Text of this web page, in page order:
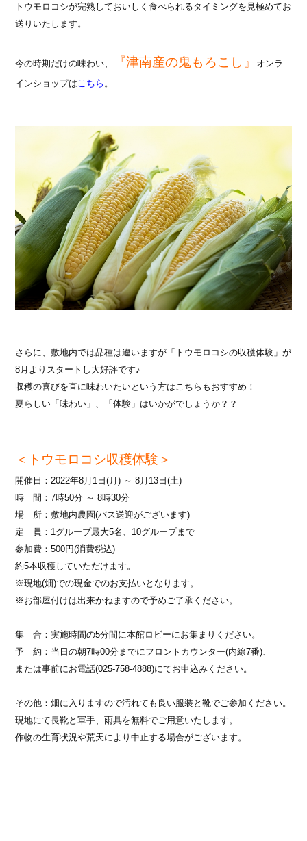
トウモロコシが完熟しておいしく食べられるタイミングを見極めてお
送りいたします。
今の時期だけの味わい、 『津南産の鬼もろこし』
オンラ
インショップは こちら 。
さらに、敷地内では品種は違いますが「トウモロコシの収穫体験」が
8月よりスタートし大好評です♪
収穫の喜びを直に味わいたいという方はこちらもおすすめ！
夏らしい「味わい」、「体験」はいかがでしょうか？？
＜トウモロコシ収穫体験＞
開催日：2022年8月1日(月) ～ 8月13日(土)
時 間：7時50分 ～ 8時30分
場 所：敷地内農園(バス送迎がございます)
定 員：1グループ最大5名、10グループまで
参加費：500円(消費税込)
約5本収穫していただけます。
※現地(畑)での現金でのお支払いとなります。
※お部屋付けは出来かねますので予めご了承ください。
集 合：実施時間の5分間に本館ロビーにお集まりください。
予 約：当日の朝7時00分までにフロントカウンター(内線7番)、
または事前にお電話(025-758-4888)にてお申込みください。
その他：畑に入りますので汚れても良い服装と靴でご参加ください。
現地にて長靴と軍手、雨具を無料でご用意いたします。
作物の生育状況や荒天により中止する場合がございます。